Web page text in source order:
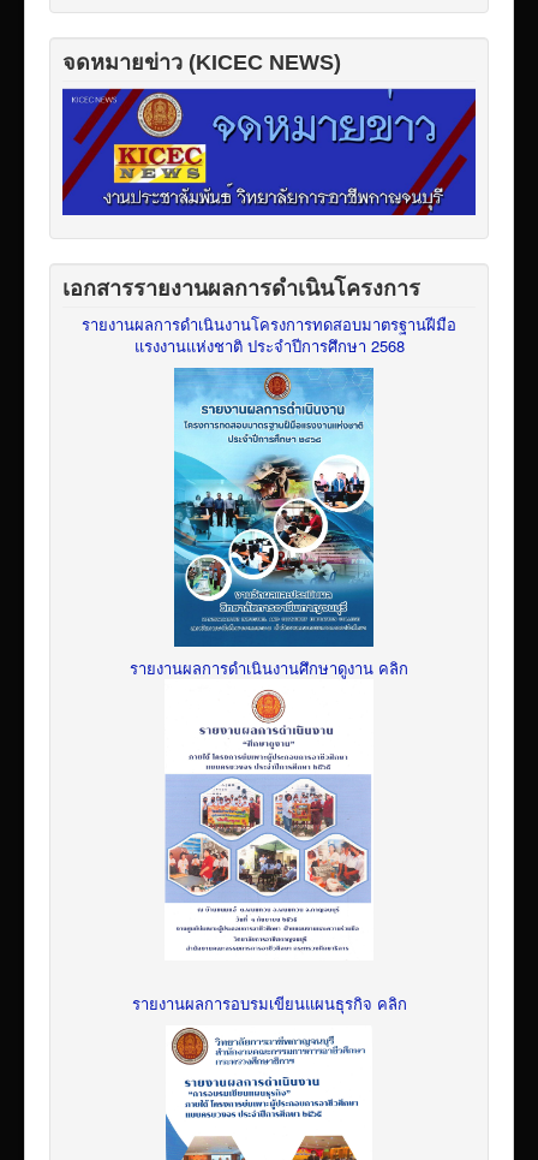
จดหมายข่าว (KICEC NEWS)
เอกสารรายงานผลการดำเนินโครงการ
รายงานผลการดำเนินงานโครงการทดสอบมาตรฐานฝีมือ
แรงงานแห่งชาติ ประจำปีการศึกษา 2568
รายงานผลการดำเนินงานศึกษาดูงาน คลิก
รายงานผลการอบรมเขียนแผนธุรกิจ คลิก